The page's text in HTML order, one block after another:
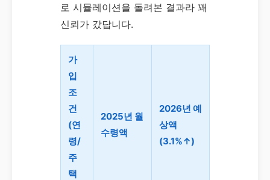
로 시뮬레이션을 돌려본 결과라 꽤
신뢰가 갔답니다.
가
입
조
건
(연
령/
주
택
2025년 월
수령액
2026년 예
상액
(3.1%↑)